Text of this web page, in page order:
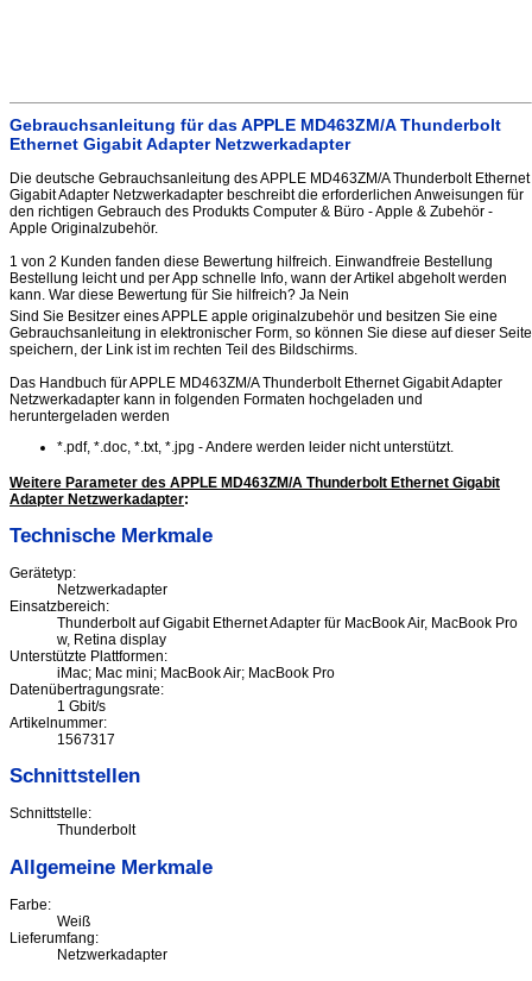
Gebrauchsanleitung für das APPLE MD463ZM/A Thunderbolt
Ethernet Gigabit Adapter Netzwerkadapter
Die deutsche Gebrauchsanleitung des APPLE MD463ZM/A Thunderbolt Ethernet
Gigabit Adapter Netzwerkadapter beschreibt die erforderlichen Anweisungen für
den richtigen Gebrauch des Produkts Computer & Büro - Apple & Zubehör -
Apple Originalzubehör.
1 von 2 Kunden fanden diese Bewertung hilfreich. Einwandfreie Bestellung
Bestellung leicht und per App schnelle Info, wann der Artikel abgeholt werden
kann. War diese Bewertung für Sie hilfreich? Ja Nein
Sind Sie Besitzer eines APPLE apple originalzubehör und besitzen Sie eine
Gebrauchsanleitung in elektronischer Form, so können Sie diese auf dieser Seite
speichern, der Link ist im rechten Teil des Bildschirms.
Das Handbuch für APPLE MD463ZM/A Thunderbolt Ethernet Gigabit Adapter
Netzwerkadapter kann in folgenden Formaten hochgeladen und
heruntergeladen werden
*.pdf, *.doc, *.txt, *.jpg - Andere werden leider nicht unterstützt.
Weitere Parameter des APPLE MD463ZM/A Thunderbolt Ethernet Gigabit
Adapter Netzwerkadapter:
Technische Merkmale
Gerätetyp:
Netzwerkadapter
Einsatzbereich:
Thunderbolt auf Gigabit Ethernet Adapter für MacBook Air, MacBook Pro
w, Retina display
Unterstützte Plattformen:
iMac; Mac mini; MacBook Air; MacBook Pro
Datenübertragungsrate:
1 Gbit/s
Artikelnummer:
1567317
Schnittstellen
Schnittstelle:
Thunderbolt
Allgemeine Merkmale
Farbe:
Weiß
Lieferumfang:
Netzwerkadapter